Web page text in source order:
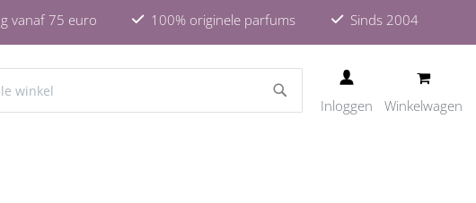
vanaf 75 euro 100% originele parfums Sinds 2004
Inloggen Winkelwagen